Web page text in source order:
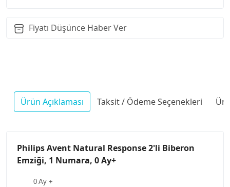
Fiyatı Düşünce Haber Ver
Ürün Açıklaması Taksit / Ödeme Seçenekleri
Philips Avent Natural Response 2'li Biberon
Emziği, 1 Numara, 0 Ay+
0 Ay +